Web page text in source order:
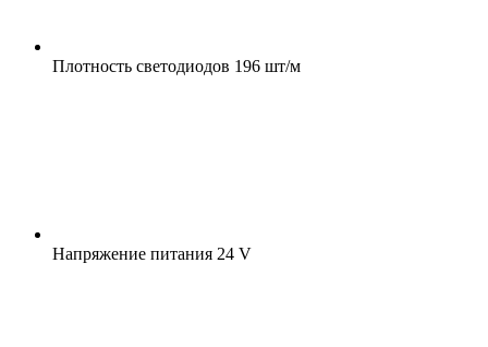
Плотность светодиодов 196 шт/м
Напряжение питания 24 V